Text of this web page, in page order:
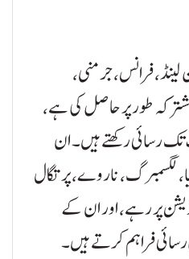
فرانس، جرمنی،
طور پر حاصل کی ہے،
189 ممالک تک رسائی رکھتے ہیں۔ ان
لگسمبرگ، ناروے، پرتگال
پر رہے، اور ان کے
میں رسائی فراہم کرتے ہیں۔